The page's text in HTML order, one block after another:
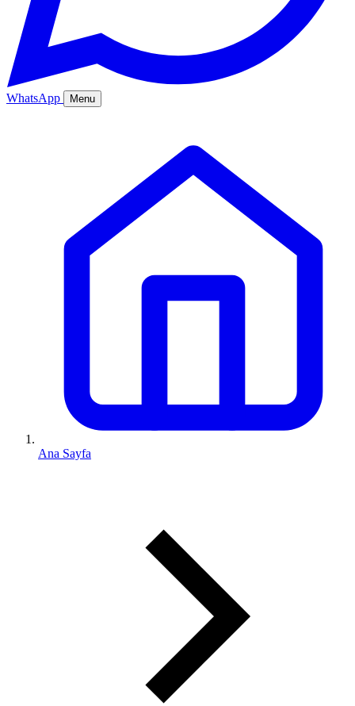
WhatsApp Menu
Kurumsal
Online Sipariş%20
Ana Sayfa